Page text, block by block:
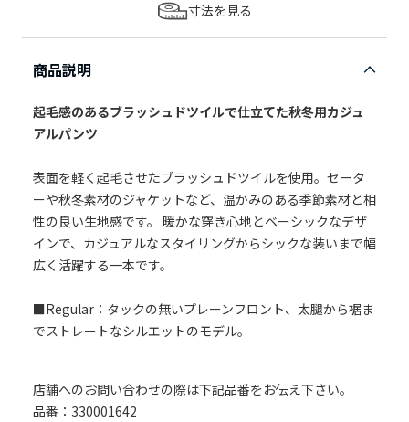
寸法を見る
商品説明
起毛感のあるブラッシュドツイルで仕立てた秋冬用カジュ
アルパンツ
表面を軽く起毛させたブラッシュドツイルを使用。セータ
ーや秋冬素材のジャケットなど、温かみのある季節素材と相
性の良い生地感です。 暖かな穿き心地とベーシックなデザ
インで、カジュアルなスタイリングからシックな装いまで幅
広く活躍する一本です。
■Regular：タックの無いプレーンフロント、太腿から裾ま
でストレートなシルエットのモデル。
店舗へのお問い合わせの際は下記品番をお伝え下さい。
品番：330001642